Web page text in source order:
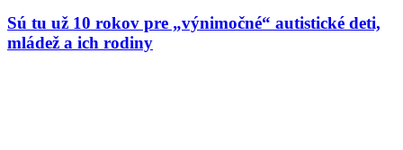
Sú tu už 10 rokov pre „výnimočné“ autistické deti,
mládež a ich rodiny